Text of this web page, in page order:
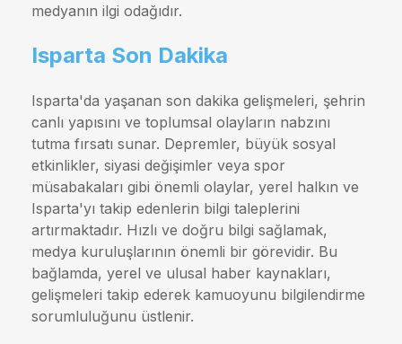
medyanın ilgi odağıdır.
Isparta Son Dakika
Isparta'da yaşanan son dakika gelişmeleri, şehrin
canlı yapısını ve toplumsal olayların nabzını
tutma fırsatı sunar. Depremler, büyük sosyal
etkinlikler, siyasi değişimler veya spor
müsabakaları gibi önemli olaylar, yerel halkın ve
Isparta'yı takip edenlerin bilgi taleplerini
artırmaktadır. Hızlı ve doğru bilgi sağlamak,
medya kuruluşlarının önemli bir görevidir. Bu
bağlamda, yerel ve ulusal haber kaynakları,
gelişmeleri takip ederek kamuoyunu bilgilendirme
sorumluluğunu üstlenir.